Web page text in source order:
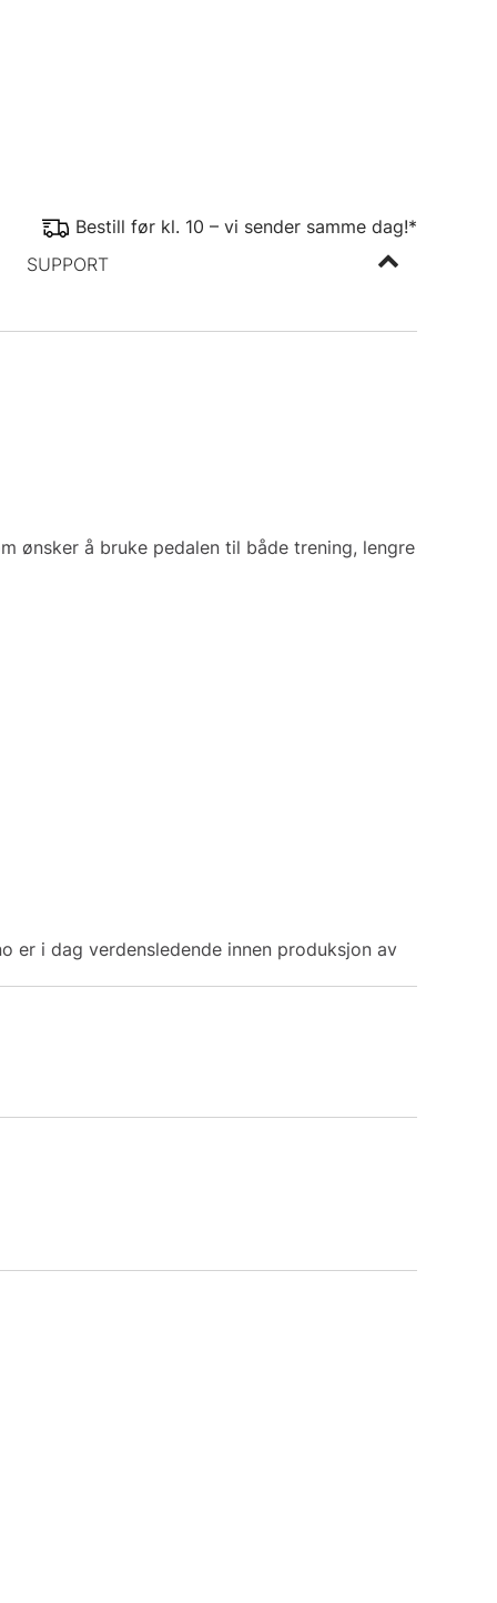
Bestill før kl. 10 – vi sender samme dag!*
SUPPORT
ønsker å bruke pedalen til både trening, lengre
er i dag verdensledende innen produksjon av